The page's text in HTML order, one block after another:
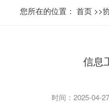
您所在的位置： 首页 >>
信息
时间：2025-04-27